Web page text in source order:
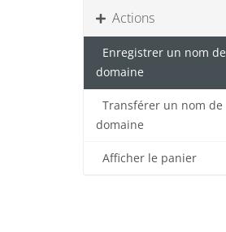
Actions
Enregistrer un nom de
domaine
Transférer un nom de
domaine
Afficher le panier